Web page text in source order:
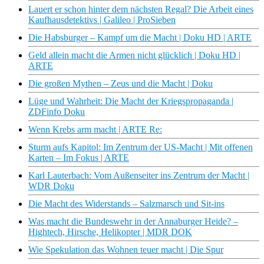
Lauert er schon hinter dem nächsten Regal? Die Arbeit eines
Kaufhausdetektivs | Galileo | ProSieben
Die Habsburger – Kampf um die Macht | Doku HD | ARTE
Geld allein macht die Armen nicht glücklich | Doku HD |
ARTE
Die großen Mythen – Zeus und die Macht | Doku
Lüge und Wahrheit: Die Macht der Kriegspropaganda |
ZDFinfo Doku
Wenn Krebs arm macht | ARTE Re:
Sturm aufs Kapitol: Im Zentrum der US-Macht | Mit offenen
Karten – Im Fokus | ARTE
Karl Lauterbach: Vom Außenseiter ins Zentrum der Macht |
WDR Doku
Die Macht des Widerstands – Salzmarsch und Sit-ins
Was macht die Bundeswehr in der Annaburger Heide? –
Hightech, Hirsche, Helikopter | MDR DOK
Wie Spekulation das Wohnen teuer macht | Die Spur